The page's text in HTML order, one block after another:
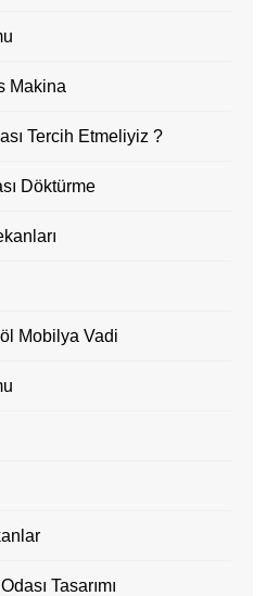
Makina
Tercih Etmeliyiz ?
Döktürme
Mobilya Vadi
Tasarımı